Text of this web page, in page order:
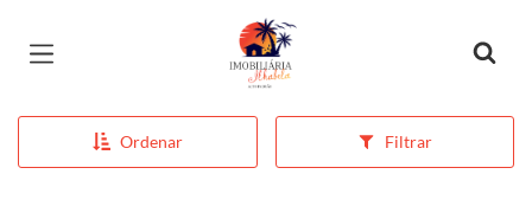
Página inicial
Ordenar Filtrar